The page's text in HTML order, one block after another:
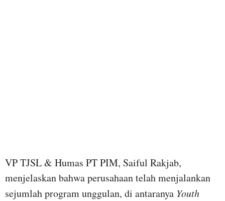
VP TJSL & Humas PT PIM, Saiful Rakjab,
menjelaskan bahwa perusahaan telah menjalankan
sejumlah program unggulan, di antaranya Youth